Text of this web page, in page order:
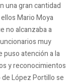
una gran cantidad
Mario Moya
no alcanzaba a
muy
puso atención a la
y reconocimientos
López Portillo se